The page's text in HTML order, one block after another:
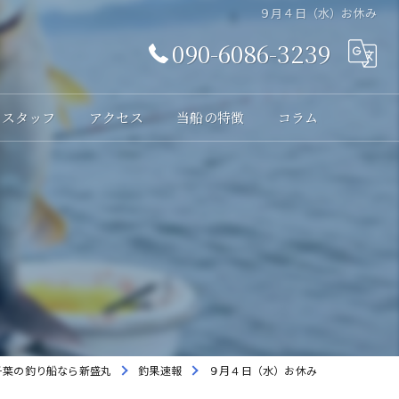
９月４日（水）お休み
090-6086-3239
スタッフ アクセス 当船の特徴
レンタル
初心者
コラム
葉の釣り船なら新盛丸 釣果速報 ９月４日（水）お休み